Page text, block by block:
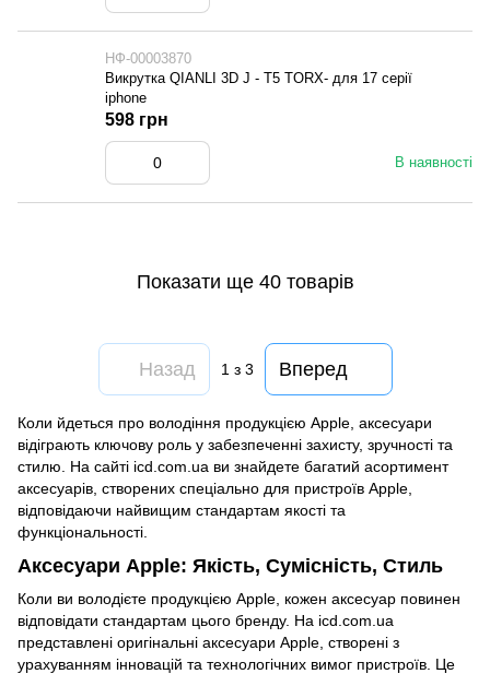
НФ-00003870
Викрутка QIANLI 3D J - T5 TORX- для 17 серії
iphone
В наявності
598 грн
Показати ще 40 товарів
Назад 1 з 3 Вперед
Коли йдеться про володіння продукцією Apple, аксесуари
відіграють ключову роль у забезпеченні захисту, зручності та
стилю. На сайті icd.com.ua ви знайдете багатий асортимент
аксесуарів, створених спеціально для пристроїв Apple,
відповідаючи найвищим стандартам якості та
функціональності.
Аксесуари Apple: Якість, Сумісність, Стиль
Коли ви володієте продукцією Apple, кожен аксесуар повинен
відповідати стандартам цього бренду. На icd.com.ua
представлені оригінальні аксесуари Apple, створені з
урахуванням інновацій та технологічних вимог пристроїв. Це